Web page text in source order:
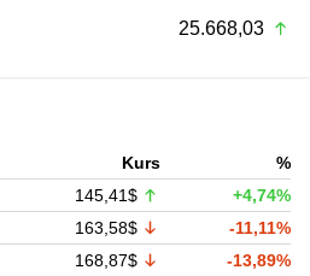
25.668,03
Kurs
%
145,41$
+4,74%
163,58$
-11,11%
168,87$
-13,89%